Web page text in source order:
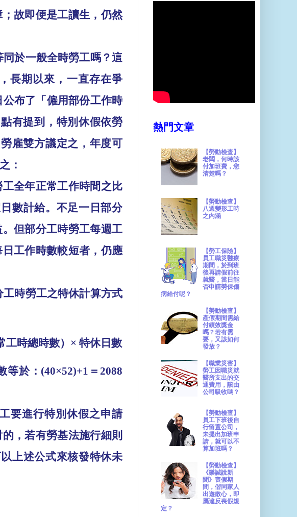
故即便是工讀生，仍然
於一般全時勞工嗎？這
長期以來，一直存在爭
公布了「僱用部份工作時
點有提到，特別休假依勞
雇雙方議定之，年度可
：
全年正常工作時間之比
數計給。不足一日部分
但部分工時勞工每週工
工作時數較短者，仍應
時勞工之特休計算方式
工時總時數） × 特休日數
等於： (40×52)+1 ＝2088
要進行特別休假之申請
，若有勞基法施行細則
上述公式來核發特休未
熱門文章
【勞動檢查】
老闆，何時該
付加班費，您
清楚嗎？
【勞動檢查】
八週變形工時
之內涵
【勞工保險】
員工職災醫療
期間，於到班
後再請假前往
就醫，當日能
否申請勞保傷
病給付呢？
【勞動檢查】
產假期間需給
付績效獎金
嗎？若有需
要，又該如何
發放？
【職業災害】
勞工因職災就
醫所支出的交
通費用，該由
公司吸收嗎？
【勞動檢查】
員工下班後自
行留置公司，
未提出加班申
請，就可以不
算加班嗎？
【勞動檢查】
《樂誠說新
聞》喪假期
間，偕同家人
出遊散心，即
屬違反喪假規
定？